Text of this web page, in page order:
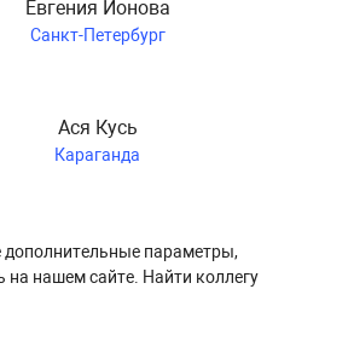
Евгения Ионова
Санкт-Петербург
Ася Кусь
Караганда
параметры,
нашем сайте. Найти коллегу